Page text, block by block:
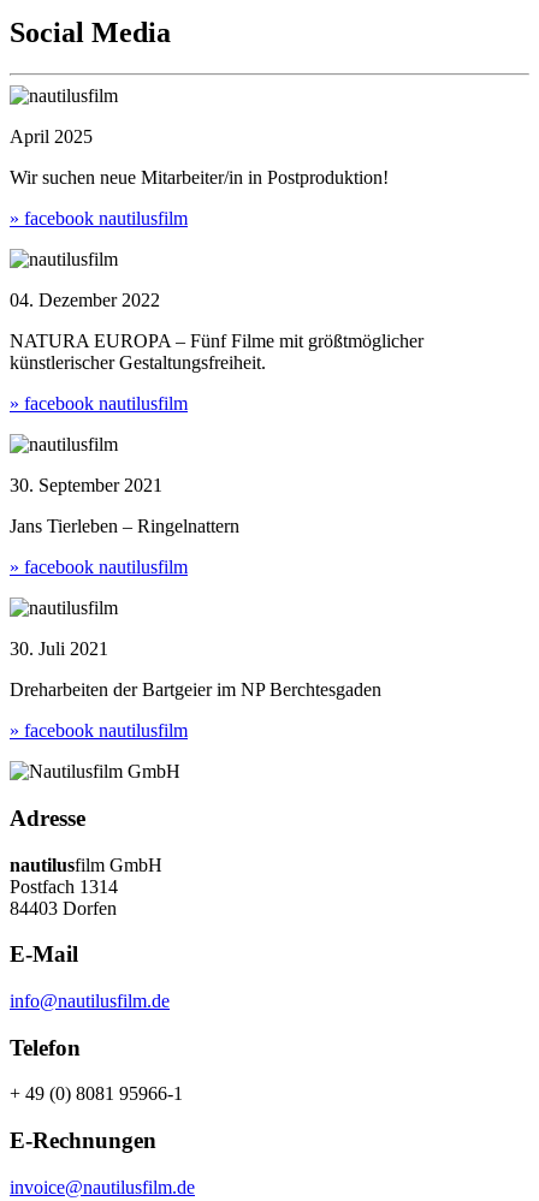
Social Media
April 2025
Wir suchen neue Mitarbeiter/in in Postproduktion!
» facebook nautilusfilm
04. Dezember 2022
NATURA EUROPA – Fünf Filme mit größtmöglicher
künstlerischer Gestaltungsfreiheit.
» facebook nautilusfilm
30. September 2021
Jans Tierleben – Ringelnattern
» facebook nautilusfilm
30. Juli 2021
Dreharbeiten der Bartgeier im NP Berchtesgaden
» facebook nautilusfilm
Adresse
nautilusfilm GmbH
Postfach 1314
84403 Dorfen
E-Mail
info@nautilusfilm.de
Telefon
+ 49 (0) 8081 95966-1
E-Rechnungen
invoice@nautilusfilm.de